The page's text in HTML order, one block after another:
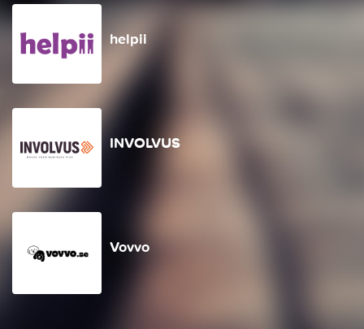
helpii
INVOLVUS
Vovvo